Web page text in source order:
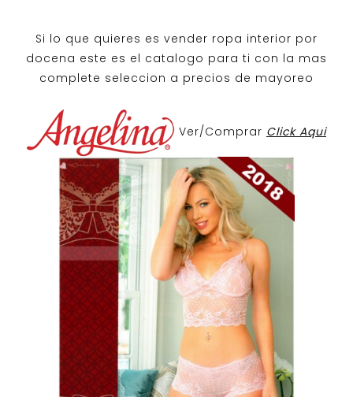
Si lo que quieres es vender ropa interior por
docena este es el catalogo para ti con la mas
complete seleccion a precios de mayoreo
Ver/Comprar Click Aqui